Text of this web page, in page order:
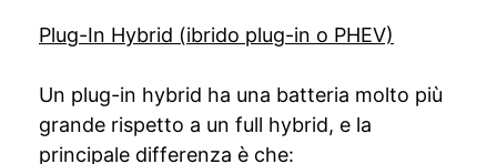
Plug-In Hybrid (ibrido plug-in o PHEV)
Un plug-in hybrid ha una batteria molto più
grande rispetto a un full hybrid, e la
principale differenza è che: